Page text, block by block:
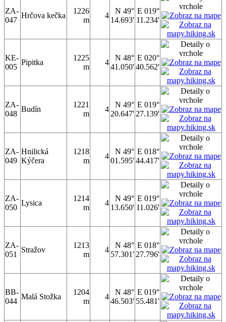
ZA-
047
Hrčova kečka
1226
m
4
N 49°
14.693'
E 019°
11.234'
KE-
005
Pipitka
1225
m
4
N 48°
41.050'
E 020°
40.562'
ZA-
048
Budín
1221
m
4
N 49°
20.647'
E 019°
27.139'
ZA-
049
Hnilická
Kýčera
1218
m
4
N 49°
01.595'
E 018°
44.417'
ZA-
050
Lysica
1214
m
4
N 49°
13.650'
E 019°
11.026'
ZA-
051
Stražov
1213
m
4
N 48°
57.301'
E 018°
27.796'
BB-
044
Malá Stožka
1204
m
4
N 48°
46.503'
E 019°
55.481'